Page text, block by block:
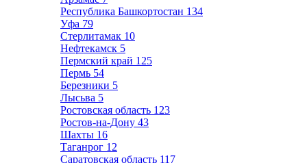
Республика Башкортостан 134
Уфа 79
Стерлитамак 10
Нефтекамск 5
Пермский край 125
Пермь 54
Березники 5
Лысьва 5
Ростовская область 123
Ростов-на-Дону 43
Шахты 16
Таганрог 12
Саратовская область 117